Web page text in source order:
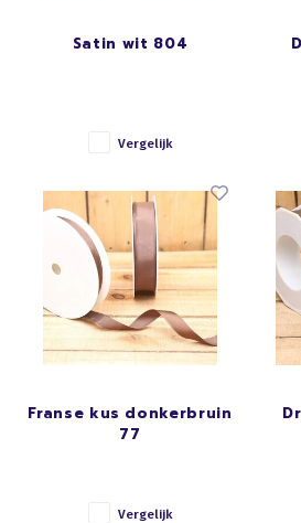
Four seasons
GOUD/ZILVER
Satin wit 804
Vergelijk
Franse kus donkerbruin
77
Vergelijk